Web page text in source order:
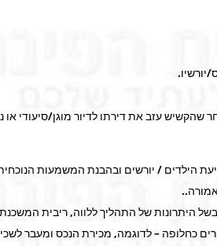
שהקשיש עזב את דירתו לדיור מוגן/סיעודי
הילדים / יורשים ובהבנת המשמעות
היתרונות של התהליך ללווה, ריבית
להשתנות לכיוונים כלכליים אחרים כחלופה – לדוגמה, מכירת הנכס